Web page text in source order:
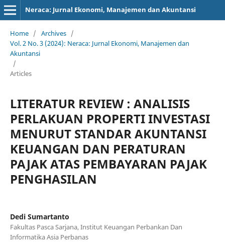
Neraca: Jurnal Ekonomi, Manajemen dan Akuntansi
Home / Archives /
Vol. 2 No. 3 (2024): Neraca: Jurnal Ekonomi, Manajemen dan
Akuntansi
/
Articles
LITERATUR REVIEW : ANALISIS
PERLAKUAN PROPERTI INVESTASI
MENURUT STANDAR AKUNTANSI
KEUANGAN DAN PERATURAN
PAJAK ATAS PEMBAYARAN PAJAK
PENGHASILAN
Dedi Sumartanto
Fakultas Pasca Sarjana, Institut Keuangan Perbankan Dan
Informatika Asia Perbanas